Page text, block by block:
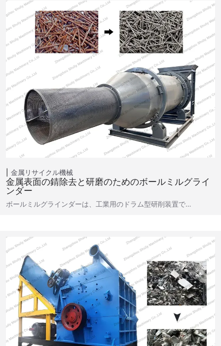
金属リサイクル機械
金属表面の錆除去と研磨のためのボールミルグライ
ンダー
ボールミルグラインダーは、工業用のドラム型研削装置で…